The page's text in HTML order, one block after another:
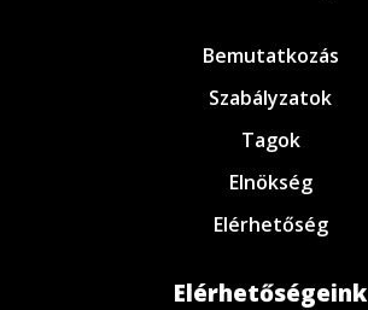
Bemutatkozás
Szabályzatok
Tagok
Elnökség
Elérhetőség
Elérhetőségeink